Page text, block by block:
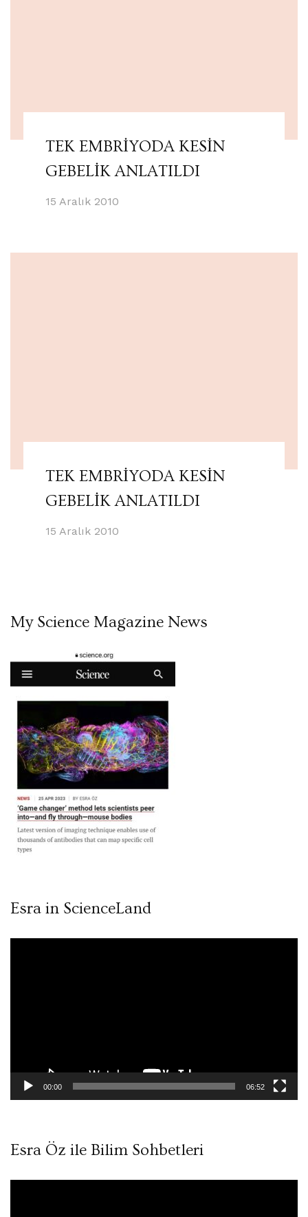
TEK EMBRİYODA KESİN
GEBELİK ANLATILDI
15 Aralık 2010
TEK EMBRİYODA KESİN
GEBELİK ANLATILDI
15 Aralık 2010
My Science Magazine News
Esra in ScienceLand
00:00 06:52
Esra Öz ile Bilim Sohbetleri